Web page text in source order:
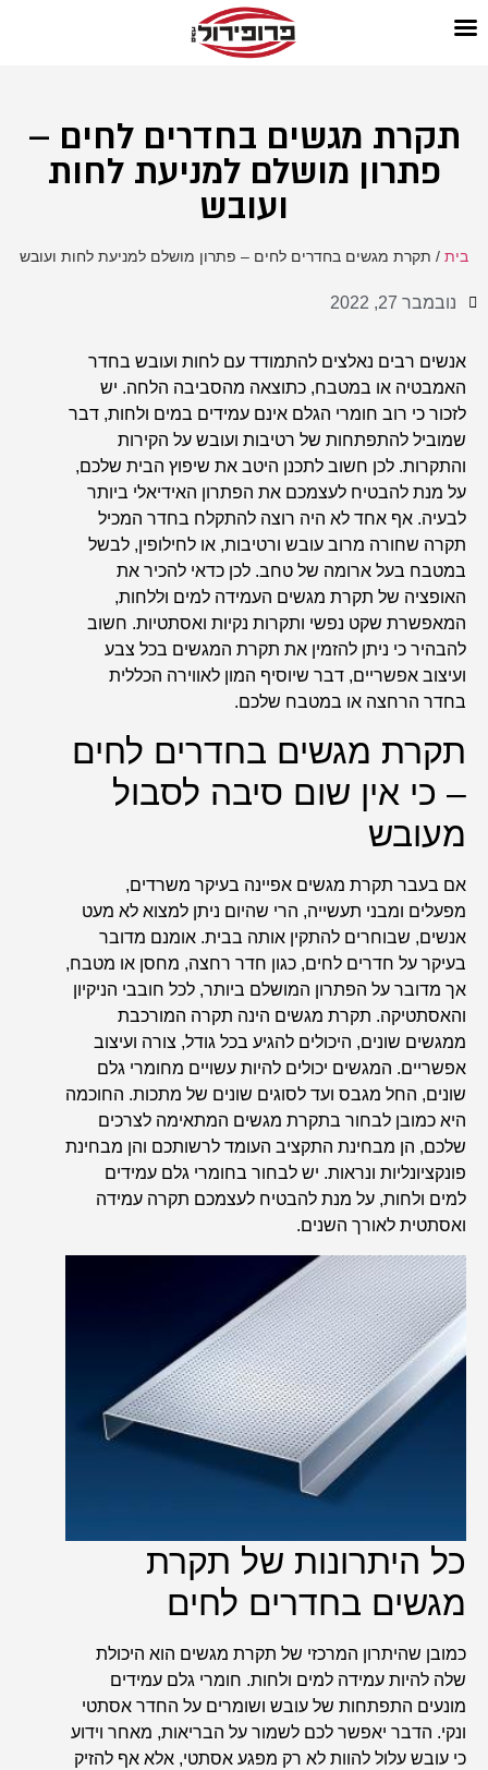
תקרת מגשים בחדרים לחים –
פתרון מושלם למניעת לחות
ועובש
בית / תקרת מגשים בחדרים לחים – פתרון מושלם למניעת לחות ועובש
נובמבר 27, 2022
אנשים רבים נאלצים להתמודד עם לחות ועובש בחדר
האמבטיה או במטבח, כתוצאה מהסביבה הלחה. יש
לזכור כי רוב חומרי הגלם אינם עמידים במים ולחות, דבר
שמוביל להתפתחות של רטיבות ועובש על הקירות
והתקרות. לכן חשוב לתכנן היטב את שיפוץ הבית שלכם,
על מנת להבטיח לעצמכם את הפתרון האידיאלי ביותר
לבעיה. אף אחד לא היה רוצה להתקלח בחדר המכיל
תקרה שחורה מרוב עובש ורטיבות, או לחילופין, לבשל
במטבח בעל ארומה של טחב. לכן כדאי להכיר את
האופציה של תקרת מגשים העמידה למים וללחות,
המאפשרת שקט נפשי ותקרות נקיות ואסתטיות. חשוב
להבהיר כי ניתן להזמין את תקרת המגשים בכל צבע
ועיצוב אפשריים, דבר שיוסיף המון לאווירה הכללית
בחדר הרחצה או במטבח שלכם.
תקרת מגשים בחדרים לחים
– כי אין שום סיבה לסבול
מעובש
אם בעבר תקרת מגשים אפיינה בעיקר משרדים,
מפעלים ומבני תעשייה, הרי שהיום ניתן למצוא לא מעט
אנשים, שבוחרים להתקין אותה בבית. אומנם מדובר
בעיקר על חדרים לחים, כגון חדר רחצה, מחסן או מטבח,
אך מדובר על הפתרון המושלם ביותר, לכל חובבי הניקיון
והאסתטיקה. תקרת מגשים הינה תקרה המורכבת
ממגשים שונים, היכולים להגיע בכל גודל, צורה ועיצוב
אפשריים. המגשים יכולים להיות עשויים מחומרי גלם
שונים, החל מגבס ועד לסוגים שונים של מתכות. החוכמה
היא כמובן לבחור בתקרת מגשים המתאימה לצרכים
שלכם, הן מבחינת התקציב העומד לרשותכם והן מבחינת
פונקציונליות ונראות. יש לבחור בחומרי גלם עמידים
למים ולחות, על מנת להבטיח לעצמכם תקרה עמידה
ואסתטית לאורך השנים.
כל היתרונות של תקרת
מגשים בחדרים לחים
כמובן שהיתרון המרכזי של תקרת מגשים הוא היכולת
שלה להיות עמידה למים ולחות. חומרי גלם עמידים
מונעים התפתחות של עובש ושומרים על החדר אסתטי
ונקי. הדבר יאפשר לכם לשמור על הבריאות, מאחר וידוע
כי עובש עלול להוות לא רק מפגע אסתטי, אלא אף להזיק